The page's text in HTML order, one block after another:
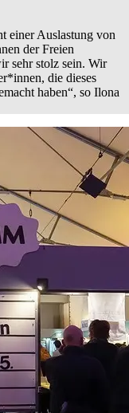
einer Auslastung von
der Freien
sehr stolz sein. Wir
die dieses
haben“, so Ilona